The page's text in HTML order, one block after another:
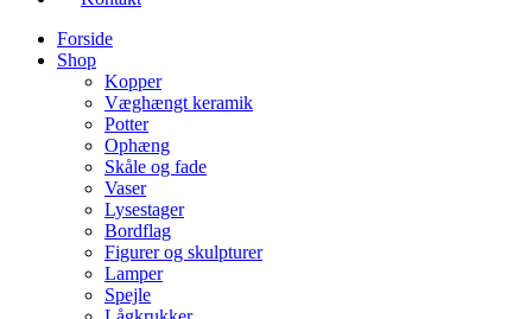
Forside
Shop
Kopper
Væghængt keramik
Potter
Ophæng
Skåle og fade
Vaser
Lysestager
Bordflag
Figurer og skulpturer
Lamper
Spejle